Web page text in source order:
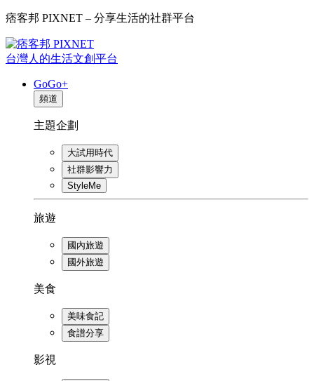
痞客邦 PIXNET – 分享生活的社群平台
台灣人的生活文創平台
GoGo+
頻道
主題企劃
大試用時代
社群影響力
StyleMe
旅遊
國內旅遊
國外旅遊
美食
美味食記
食譜分享
影視